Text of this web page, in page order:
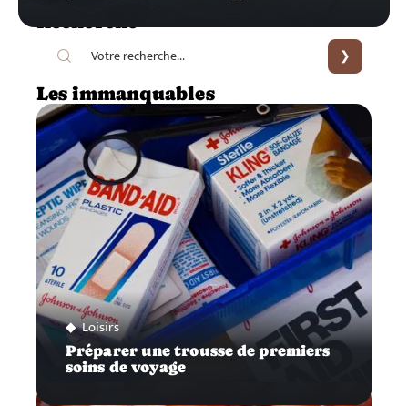
Les immanquables
Loisirs
Préparer une trousse de premiers
soins de voyage